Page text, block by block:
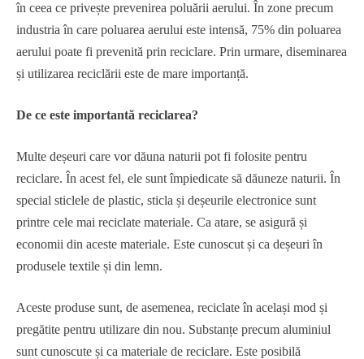
în ceea ce privește prevenirea poluării aerului. În zone precum
industria în care poluarea aerului este intensă, 75% din poluarea
aerului poate fi prevenită prin reciclare. Prin urmare, diseminarea
și utilizarea reciclării este de mare importanță.
De ce este importantă reciclarea?
Multe deșeuri care vor dăuna naturii pot fi folosite pentru
reciclare. În acest fel, ele sunt împiedicate să dăuneze naturii. În
special sticlele de plastic, sticla și deșeurile electronice sunt
printre cele mai reciclate materiale. Ca atare, se asigură și
economii din aceste materiale. Este cunoscut și ca deșeuri în
produsele textile și din lemn.
Aceste produse sunt, de asemenea, reciclate în același mod și
pregătite pentru utilizare din nou. Substanțe precum aluminiul
sunt cunoscute și ca materiale de reciclare. Este posibilă